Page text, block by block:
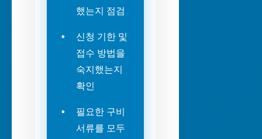
했는지 점검
신청 기한 및
접수 방법을
숙지했는지
확인
필요한 구비
서류를 모두